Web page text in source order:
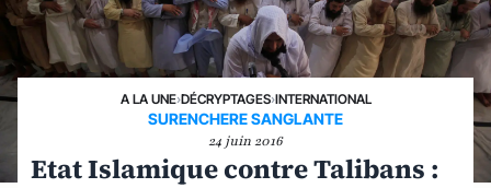
A LA UNE›DÉCRYPTAGES›INTERNATIONAL
SURENCHERE SANGLANTE
24 juin 2016
Etat Islamique contre Talibans :